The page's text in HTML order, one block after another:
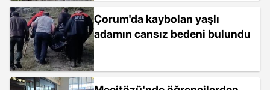
Çorum'da kaybolan yaşlı
adamın cansız bedeni bulundu